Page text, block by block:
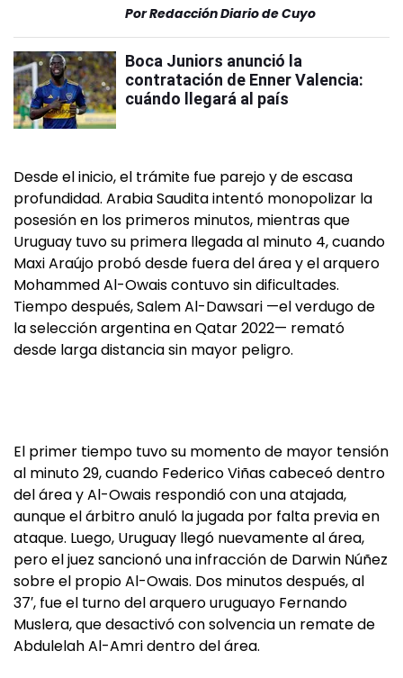
PorRedacción Diario de Cuyo
Boca Juniors anunció la
contratación de Enner Valencia:
cuándo llegará al país
Desde el inicio, el trámite fue parejo y de escasa
profundidad. Arabia Saudita intentó monopolizar la
posesión en los primeros minutos, mientras que
Uruguay tuvo su primera llegada al minuto 4, cuando
Maxi Araújo probó desde fuera del área y el arquero
Mohammed Al-Owais contuvo sin dificultades.
Tiempo después, Salem Al-Dawsari —el verdugo de
la selección argentina en Qatar 2022— remató
desde larga distancia sin mayor peligro.
El primer tiempo tuvo su momento de mayor tensión
al minuto 29, cuando Federico Viñas cabeceó dentro
del área y Al-Owais respondió con una atajada,
aunque el árbitro anuló la jugada por falta previa en
ataque. Luego, Uruguay llegó nuevamente al área,
pero el juez sancionó una infracción de Darwin Núñez
sobre el propio Al-Owais. Dos minutos después, al
37′, fue el turno del arquero uruguayo Fernando
Muslera, que desactivó con solvencia un remate de
Abdulelah Al-Amri dentro del área.